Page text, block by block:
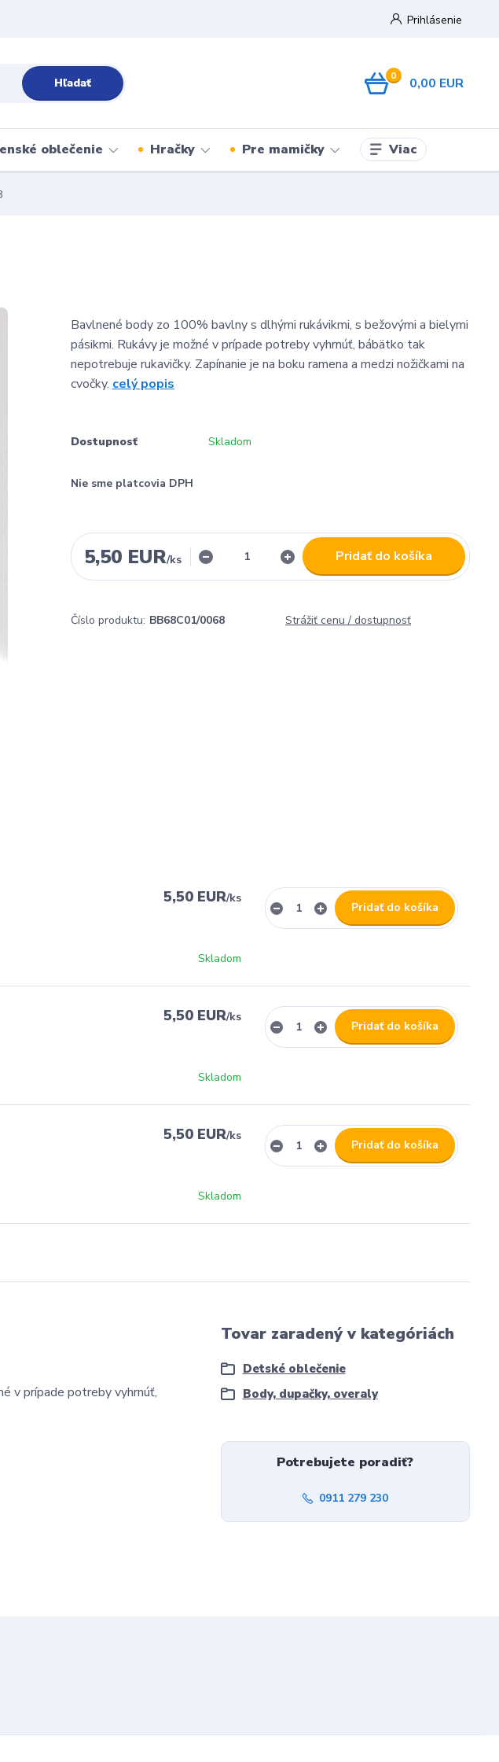
Prihlásenie
Hľadať 0 0,00 EUR
oblečenie Hračky Pre mamičky Viac
Bavlnené body zo 100% bavlny s dlhými rukávikmi, s bežovými a bielymi
pásikmi. Rukávy je možné v prípade potreby vyhrnúť, bábätko tak
nepotrebuje rukavičky. Zapínanie je na boku ramena a medzi nožičkami na
cvočky. celý popis
Dostupnosť Skladom
Nie sme platcovia DPH
5,50 EUR/ks Pridať do košíka
Číslo produktu: BB68C01/0068 Strážiť cenu / dostupnosť
5,50 EUR/ks
Skladom
Pridať do košíka
5,50 EUR/ks
Skladom
Pridať do košíka
5,50 EUR/ks
Skladom
Pridať do košíka
v prípade potreby vyhrnúť,
Tovar zaradený v kategóriách
Detské oblečenie
Body, dupačky, overaly
Potrebujete poradiť?
0911 279 230